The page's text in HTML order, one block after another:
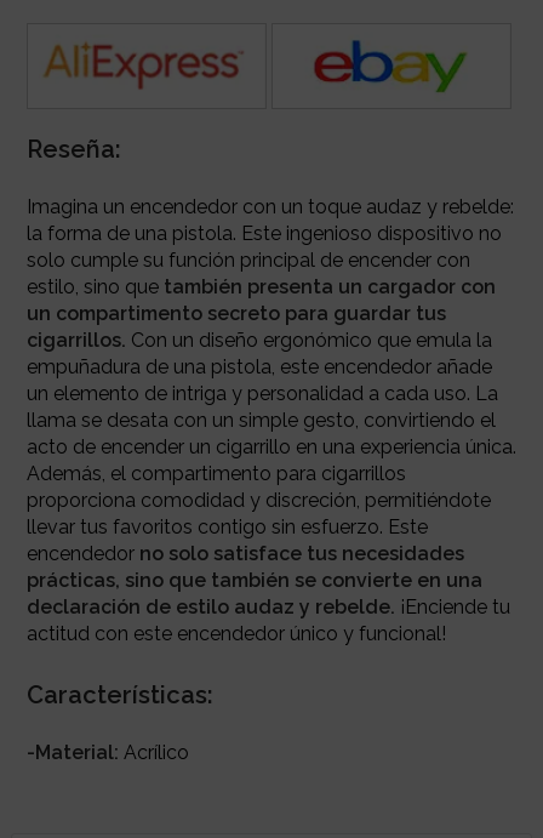
Reseña:
Imagina un encendedor con un toque audaz y rebelde:
la forma de una pistola. Este ingenioso dispositivo no
solo cumple su función principal de encender con
estilo, sino quetambién presenta un cargador con
un compartimento secreto para guardar tus
cigarrillos. Con un diseño ergonómico que emula la
empuñadura de una pistola, este encendedor añade
un elemento de intriga y personalidad a cada uso. La
llama se desata con un simple gesto, convirtiendo el
acto de encender un cigarrillo en una experiencia única.
Además, el compartimento para cigarrillos
proporciona comodidad y discreción, permitiéndote
llevar tus favoritos contigo sin esfuerzo. Este
encendedor no solo satisface tus necesidades
prácticas, sino que también se convierte en una
declaración de estilo audaz y rebelde. ¡Enciende tu
actitud con este encendedor único y funcional!
Características:
-Material: Acrílico